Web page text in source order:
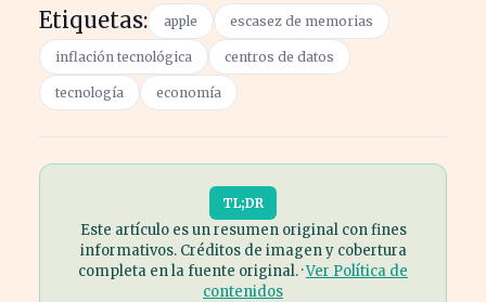
Etiquetas: apple escasez de memorias
inflación tecnológica centros de datos
tecnología economía
TL;DR
Este artículo es un resumen original con fines
informativos. Créditos de imagen y cobertura
completa en la fuente original. ·Ver Política de
contenidos